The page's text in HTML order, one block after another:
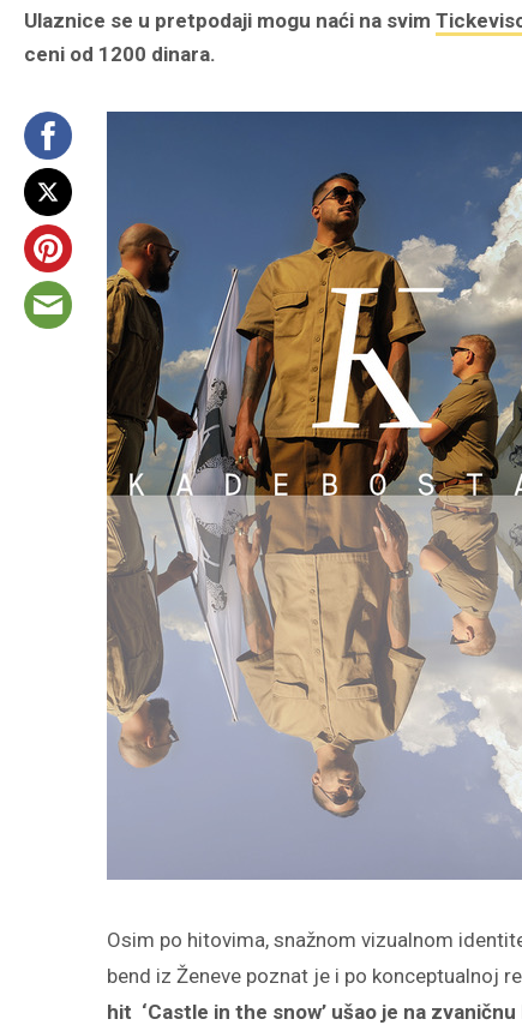
Ulaznice se u pretpodaji mogu naći na svim
ceni od 1200 dinara.
Osim po hitovima, snažnom vizualnom
bend iz Ženeve poznat je i po konceptualnoj
hit ‘Castle in the snow’ ušao je na zvaničnu